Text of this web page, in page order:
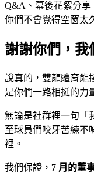
Q&A、幕後花絮分享
你們不會覺得空窗太
謝謝你們，我
說真的，雙龍體育能
是你們一路相挺的力
無論是社群裡一句「
至球員們咬牙苦練不
裡。
我們保證， 7 月的董